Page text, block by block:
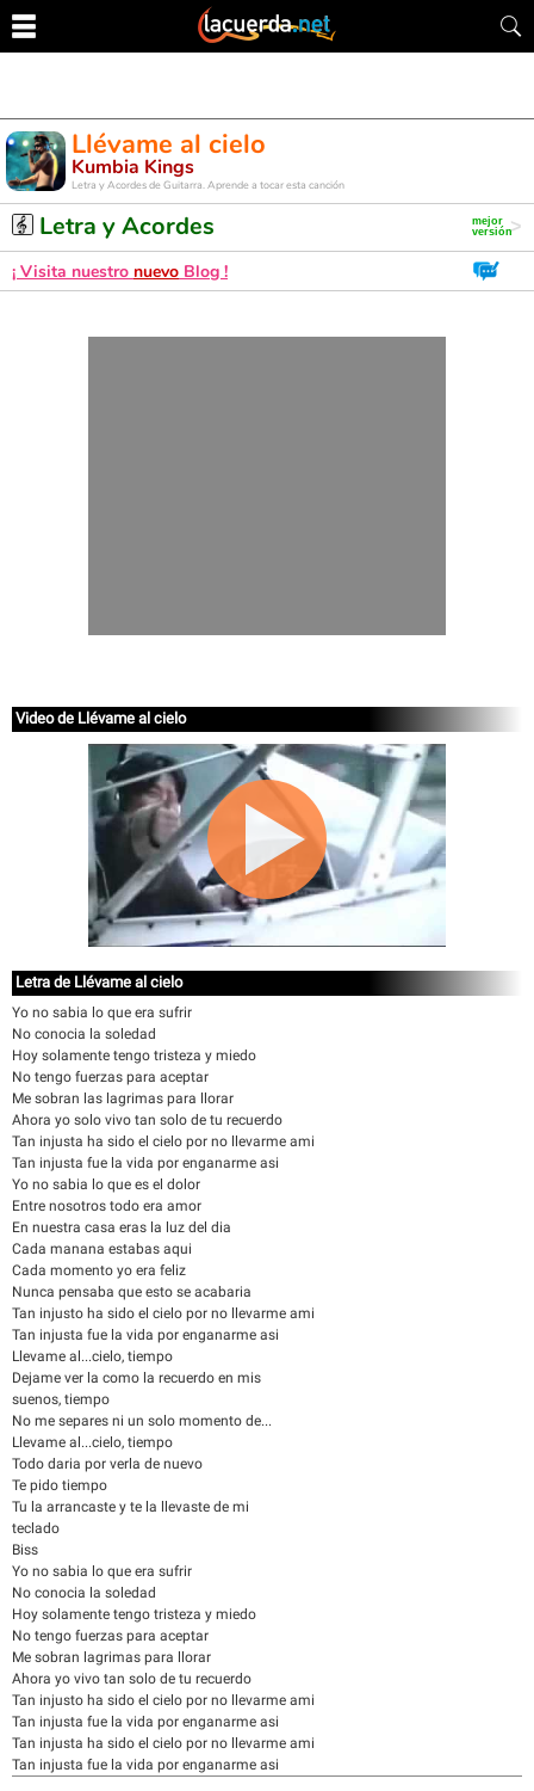
Llévame al cielo
Kumbia Kings
Letra y Acordes de Guitarra. Aprende a tocar esta canción
Letra y Acordes
¡ Visita nuestro nuevo Blog !
Video de Llévame al cielo
Letra de Llévame al cielo
Yo no sabia lo que era sufrir
No conocia la soledad
Hoy solamente tengo tristeza y miedo
No tengo fuerzas para aceptar
Me sobran las lagrimas para llorar
Ahora yo solo vivo tan solo de tu recuerdo
Tan injusta ha sido el cielo por no llevarme ami
Tan injusta fue la vida por enganarme asi
Yo no sabia lo que es el dolor
Entre nosotros todo era amor
En nuestra casa eras la luz del dia
Cada manana estabas aqui
Cada momento yo era feliz
Nunca pensaba que esto se acabaria
Tan injusto ha sido el cielo por no llevarme ami
Tan injusta fue la vida por enganarme asi
Llevame al...cielo, tiempo
Dejame ver la como la recuerdo en mis
suenos, tiempo
No me separes ni un solo momento de...
Llevame al...cielo, tiempo
Todo daria por verla de nuevo
Te pido tiempo
Tu la arrancaste y te la llevaste de mi
teclado
Biss
Yo no sabia lo que era sufrir
No conocia la soledad
Hoy solamente tengo tristeza y miedo
No tengo fuerzas para aceptar
Me sobran lagrimas para llorar
Ahora yo vivo tan solo de tu recuerdo
Tan injusto ha sido el cielo por no llevarme ami
Tan injusta fue la vida por enganarme asi
Tan injusta ha sido el cielo por no llevarme ami
Tan injusta fue la vida por enganarme asi